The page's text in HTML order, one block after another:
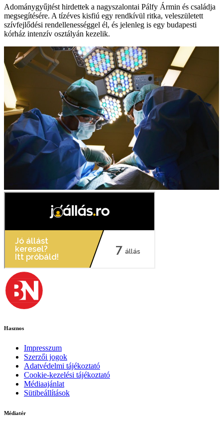
Adománygyűjtést hirdettek a nagyszalontai Pálfy Ármin és családja
megsegítésére. A tízéves kisfiú egy rendkívül ritka, veleszületett
szívfejlődési rendellenességgel él, és jelenleg is egy budapesti
kórház intenzív osztályán kezelik.
Hasznos
Impresszum
Szerzői jogok
Adatvédelmi tájékoztató
Cookie-kezelési tájékoztató
Médiaajánlat
Sütibeállítások
Médiatér